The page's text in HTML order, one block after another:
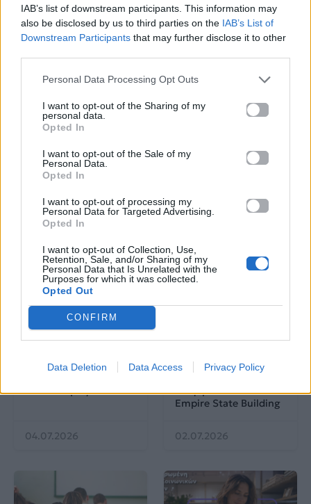
IAB’s list of downstream participants. This information may
also be disclosed by us to third parties on the IAB’s List of
Downstream Participants that may further disclose it to other
Personal Data Processing Opt Outs
I want to opt-out of the Sharing of my
personal data.
Opted In
I want to opt-out of the Sale of my
Personal Data.
Opted In
I want to opt-out of processing my
Personal Data for Targeted Advertising.
Opted In
I want to opt-out of Collection, Use,
Retention, Sale, and/or Sharing of my
Personal Data that Is Unrelated with the
Purposes for which it was collected.
Opted Out
CONFIRM
Data Deletion Data Access Privacy Policy
Βιογραφικά
Ελλήνων
Καλλιτεχνών
δισκογραφία, πορεία
και σημαντικές στιγμές
Δες επίσης
Καλοκαίρι στην Αττική
παραλίες έχουν
ακατάλληλες
04.07.2026
Το πιο επικίνδυνο
που έχουμε δει ποτέ –
σκαρφάλωσε στο
Empire State Building
02.07.2026